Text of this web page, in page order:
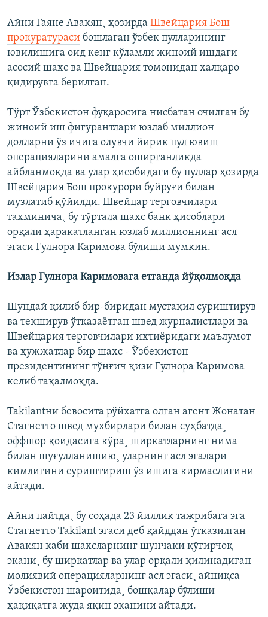
Айни Гаяне Авакян¸ ҳозирда Швейцария Бош
прокуратураси бошлаган ўзбек пулларининг
ювилишига оид кенг кўламли жиноий ишдаги
асосий шахс ва Швейцария томонидан халқаро
қидирувга берилган.
Тўрт Ўзбекистон фуқаросига нисбатан очилган бу
жиноий иш фигурантлари юзлаб миллион
долларни ўз ичига олувчи йирик пул ювиш
операцияларини амалга оширганликда
айбланмоқда ва улар ҳисобидаги бу пуллар ҳозирда
Швейцария Бош прокурори буйруғи билан
музлатиб қўйилди. Швейцар терговчилари
тахминича¸ бу тўртала шахс банк ҳисоблари
орқали ҳаракатланган юзлаб миллионнинг асл
эгаси Гулнора Каримова бўлиши мумкин.
Излар Гулнора Каримовага етганда йўқолмоқда
Шундай қилиб бир-биридан мустақил суриштирув
ва текширув ўтказаëтган швед журналистлари ва
Швейцария терговчилари ихтиëридаги маълумот
ва ҳужжатлар бир шахс - Ўзбекистон
президентининг тўнғич қизи Гулнора Каримова
келиб тақалмоқда.
Takilantни бевосита рўйхатга олган агент Жонатан
Стагнетто швед мухбирлари билан суҳбатда¸
оффшор қоидасига кўра¸ ширкатларнинг нима
билан шуғулланишию¸ уларнинг асл эгалари
кимлигини суриштириш ўз ишига кирмаслигини
айтади.
Айни пайтда¸ бу соҳада 23 йиллик тажрибага эга
Стагнетто Takilant эгаси деб қайддан ўтказилган
Авакян каби шахсларнинг шунчаки қўғирчоқ
экани¸ бу ширкатлар ва улар орқали қилинадиган
молиявий операцияларнинг асл эгаси¸ айниқса
Ўзбекистон шароитида¸ бошқалар бўлиши
ҳақиқатга жуда яқин эканини айтади.